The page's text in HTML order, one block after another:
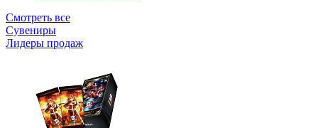
Смотреть все
Сувениры
Лидеры продаж